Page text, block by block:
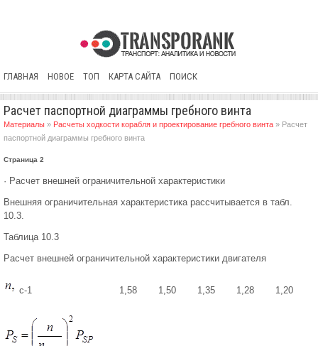
ГЛАВНАЯ НОВОЕ ТОП КАРТА САЙТА ПОИСК
Расчет паспортной диаграммы гребного винта
Материалы » Расчеты ходкости корабля и проектирование гребного винта » Расчет
паспортной диаграммы гребного винта
Страница 2
· Расчет внешней ограничительной характеристики
Внешняя ограничительная характеристика рассчитывается в табл.
10.3.
Таблица 10.3
Расчет внешней ограничительной характеристики двигателя
с-1 1,58 1,50 1,35 1,28 1,20